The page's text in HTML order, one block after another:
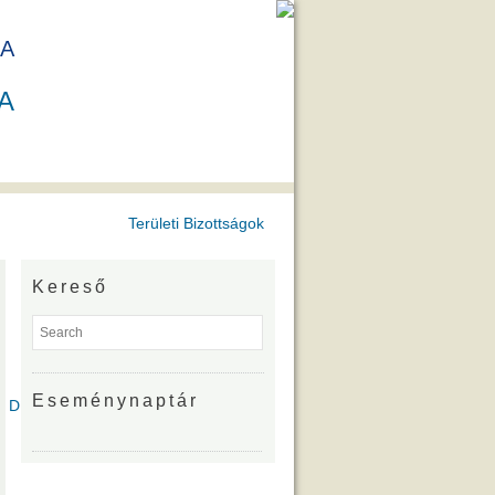
Díjazottjai
Területi Bizottságok
Kereső
Eseménynaptár